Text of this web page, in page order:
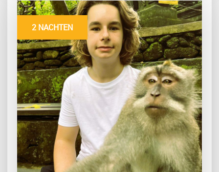
2 NACHTEN